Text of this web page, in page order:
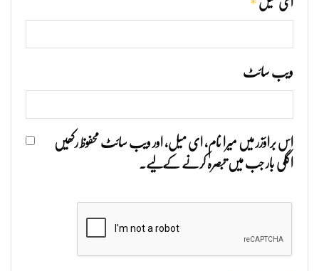
ای میل *
ویب‌ سائٹ
اس براؤزر میں میرا نام، ای میل، اور ویب سائٹ محفوظ رکھیں
اگلی بار جب میں تبصرہ کرنے کےلیے۔